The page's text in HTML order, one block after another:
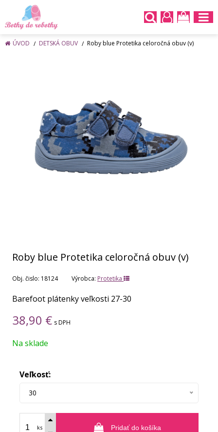
ÚVOD DETSKÁ OBUV Roby blue Protetika celoročná obuv (v)
Roby blue Protetika celoročná obuv (v)
Obj. čislo: 18124 Výrobca: Protetika
Barefoot plátenky veľkosti 27-30
38,90 € s DPH
Na sklade
Veľkosť:
30
ks Pridať do košíka